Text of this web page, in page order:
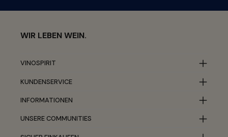
WIR LEBEN WEIN.
VINOSPIRIT
KUNDENSERVICE
INFORMATIONEN
UNSERE COMMUNITIES